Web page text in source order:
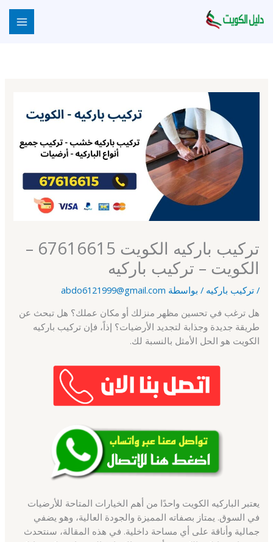
إلى
تركيب باركيه الكويت 67616615 –
الكويت – تركيب باركيه
/تركيب باركيه / بواسطة abdo6121999@gmail.com
هل ترغب في تحسين مظهر منزلك أو مكان عملك؟ هل تبحث عن
طريقة جديدة وجذابة لتجديد الأرضيات؟ إذاً، فإن تركيب باركيه
الكويت هو الحل الأمثل بالنسبة لك.
يعتبر الباركيه الكويت واحدًا من أهم الخيارات المتاحة للأرضيات
في السوق. يمتاز بصفاته المميزة والجودة العالية، وهو يضفي
جمالية وأناقة على أي مساحة داخلية. في هذه المقالة، سنتحدث